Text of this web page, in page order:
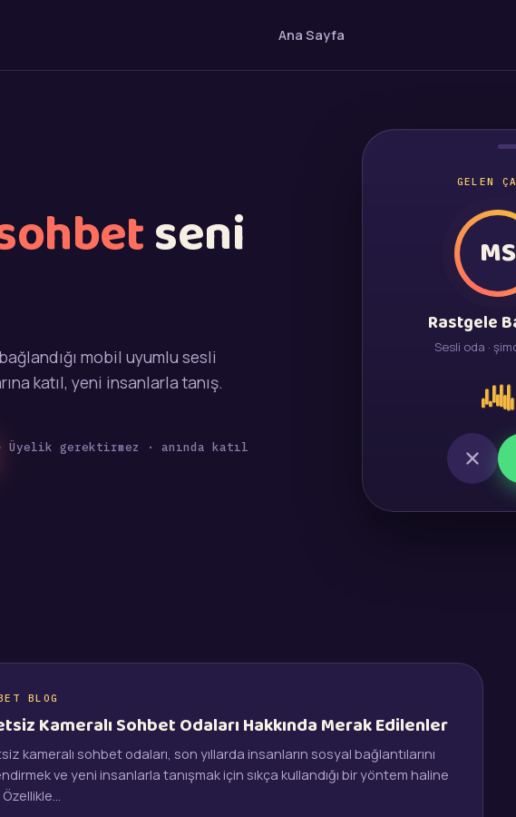
Ana Sayfa
seni
mobil uyumlu sesli
katıl, yeni insanlarla tanış.
Üyelik gerektirmez · anında katıl
GELEN
MS
Rastgele
Sesli oda ·
BLOG
Kameralı Sohbet Odaları Hakkında Merak Edilenler
kameralı sohbet odaları, son yıllarda insanların sosyal bağlantılarını
ve yeni insanlarla tanışmak için sıkça kullandığı bir yöntem haline